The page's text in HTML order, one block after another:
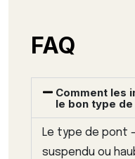
FAQ
Comment les
le bon type
Le type de pont
suspendu ou